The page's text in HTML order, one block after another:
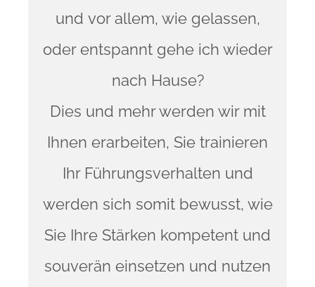
und vor allem, wie gelassen,
oder entspannt gehe ich wieder
nach Hause?
Dies und mehr werden wir mit
Ihnen erarbeiten, Sie trainieren
Ihr Führungsverhalten und
werden sich somit bewusst, wie
Sie Ihre Stärken kompetent und
souverän einsetzen und nutzen